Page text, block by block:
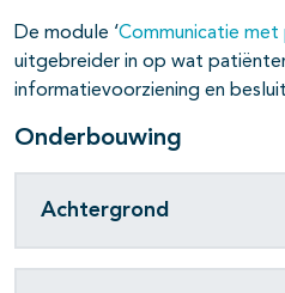
De module ‘Communicatie met
uitgebreider in op wat
informatievoorziening en
Onderbouwing
Achtergrond